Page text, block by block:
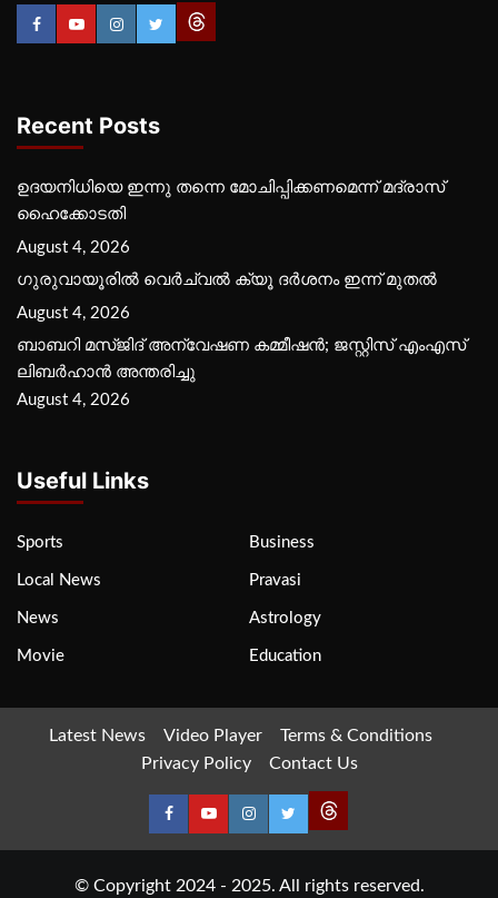
Recent Posts
ഉദയനിധിയെ ഇന്നു തന്നെ മോചിപ്പിക്കണമെന്ന് മദ്രാസ്
ഹൈക്കോടതി
August 4, 2026
ഗുരുവായൂരില്‍ വെര്‍ച്വല്‍ ക്യൂ ദര്‍ശനം ഇന്ന് മുതല്‍
August 4, 2026
ബാബറി മസ്ജിദ് അന്വേഷണ കമ്മീഷന്‍; ജസ്റ്റിസ് എംഎസ്
ലിബര്‍ഹാന്‍ അന്തരിച്ചു
August 4, 2026
Useful Links
Sports Business
Local News Pravasi
News Astrology
Movie Education
Latest News Video Player
Terms & Conditions
Privacy Policy
Contact Us
© Copyright 2024 - 2025. All rights reserved.